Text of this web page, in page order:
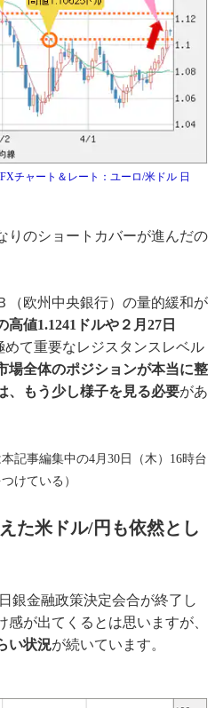
FXチャート＆レート：ユーロ/米ドル 日
のショートカバーが進んだの
欧州中央銀行）の量的緩和が
高値1.1241ドルや２月27日
めて重要なレジスタンスレベル
場全体のポジションが本当に整
、もう少し様子を見る必要があ
記事編集中の4月30日（木）16時台
けている）
た米ドル/円も依然とし
銀金融政策決定会合が終了し
が出てくるとは思いますが、
い状況が続いています。